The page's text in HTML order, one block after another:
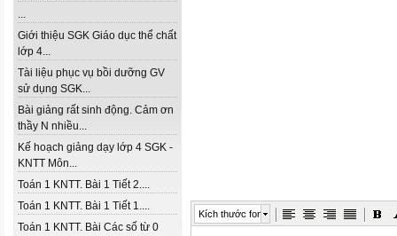
...
Giới thiệu SGK Giáo dục thể chất
lớp 4...
Tài liệu phục vụ bồi dưỡng GV
sử dụng SGK...
Bài giảng rất sinh động. Cảm ơn
thầy N nhiều...
Kế hoạch giảng dạy lớp 4 SGK -
KNTT Môn...
Toán 1 KNTT. Bài 1 Tiết 2....
Toán 1 KNTT. Bài 1 Tiết 1....
Toán 1 KNTT. Bài Các số từ 0
Kích thước font